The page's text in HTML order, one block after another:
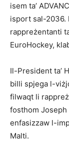
isem ta’
isport sal-2036.
rappreżentanti
EuroHockey,
Il-President ta’
billi spjega l-
filwaqt li
fosthom Joseph
enfasizzaw l-
Malti.